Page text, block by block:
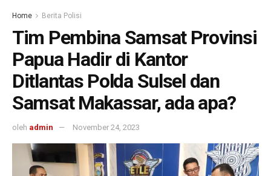
Home Berita Polisi
Tim Pembina Samsat Provinsi
Papua Hadir di Kantor
Ditlantas Polda Sulsel dan
Samsat Makassar, ada apa?
oleh admin November 24, 2023